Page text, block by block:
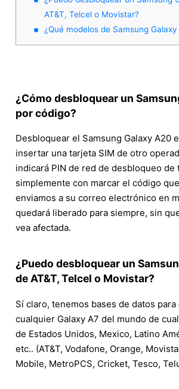
AT&T, Telcel o Movistar?
¿Qué modelos de Samsung
¿Cómo desbloquear un
por código?
Desbloquear el Samsung Galaxy A20
insertar una tarjeta SIM de otro
indicará PIN de red de desbloqueo de
simplemente con marcar el código
enviamos a su correo electrónico en
quedará liberado para siempre, sin
vea afectada.
¿Puedo desbloquear un
de AT&T, Telcel o Movistar?
Sí claro, tenemos bases de datos
cualquier Galaxy A7 del mundo de
de Estados Unidos, Mexico, Latino
etc.. (AT&T, Vodafone, Orange,
Mobile, MetroPCS, Cricket, Tesco,